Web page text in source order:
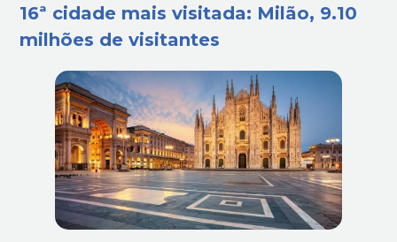
16ª cidade mais visitada: Milão, 9.10
milhões de visitantes